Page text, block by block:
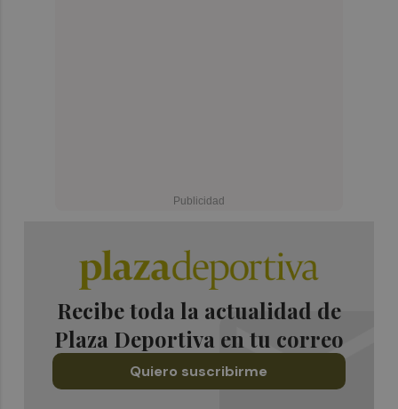
Recibe toda la actualidad de
Plaza Deportiva en tu correo
Quiero suscribirme